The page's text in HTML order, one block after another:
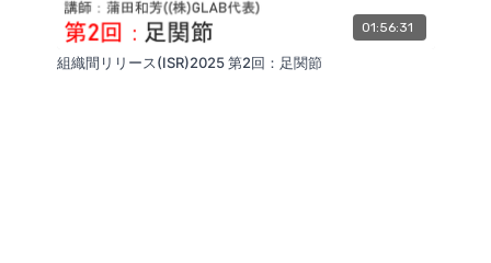
01:56:31
組織間リリース(ISR)2025 第2回：足関節